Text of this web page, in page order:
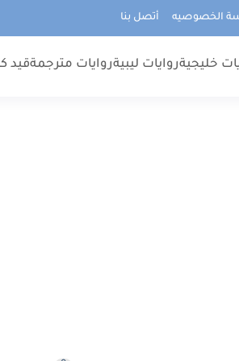
الخصوصيه أتصل بنا
خليجيةروايات ليبيةروايات مترجمةقيد